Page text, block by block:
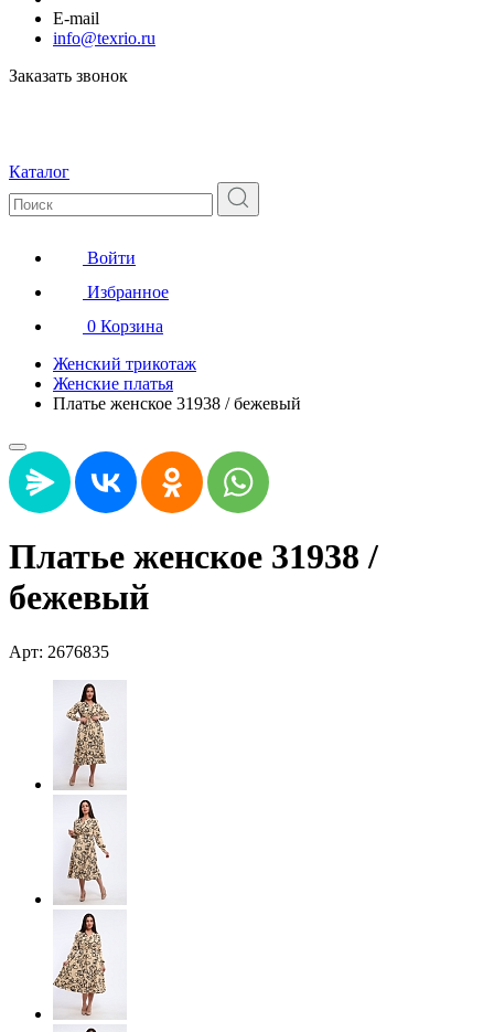
E-mail
info@texrio.ru
Заказать звонок
Каталог
Войти
Избранное
0 Корзина
Женский трикотаж
Женские платья
Платье женское 31938 / бежевый
Платье женское 31938 /
бежевый
Арт: 2676835